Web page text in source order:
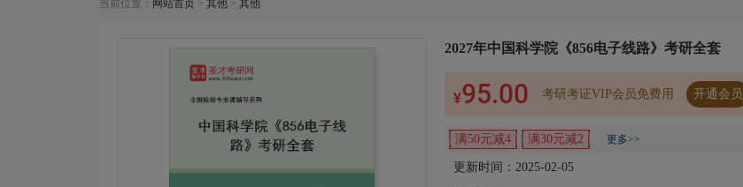
当前位置： 网站首页 > 其他 > 其他
2027年中国科学院《856电子线路》考研全套
¥95.00 考研考证VIP会员免费用 开通会员
满50元减4 满30元减2 更多>>
更新时间：2025-02-05